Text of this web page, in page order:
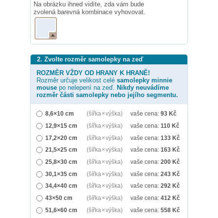
Na obrázku ihned vidíte, zda vám bude
zvolená barevná kombinace vyhovovat.
2. Zvolte rozměr samolepky na zeď
ROZMĚR VŽDY OD HRANY K HRANĚ!
Rozměr určuje velikost celé samolepky minnie
mouse po nelepení na zeď. Nikdy neuvádíme
rozměr části samolepky nebo jejího segmentu.
8,6×10 cm (šířka × výška) vaše cena: 93 Kč
12,9×15 cm
(šířka × výška) vaše cena: 110 Kč
17,2×20 cm
(šířka × výška) vaše cena: 133 Kč
21,5×25 cm
(šířka × výška) vaše cena: 163 Kč
25,8×30 cm
(šířka × výška) vaše cena: 200 Kč
30,1×35 cm
(šířka × výška) vaše cena: 243 Kč
34,4×40 cm
(šířka × výška) vaše cena: 292 Kč
43×50 cm
(šířka × výška) vaše cena: 412 Kč
51,6×60 cm
(šířka × výška) vaše cena: 558 Kč